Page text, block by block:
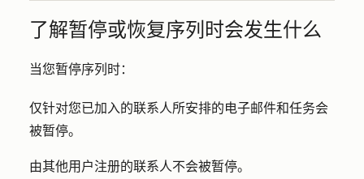
了解暂停或恢复序列时会发生什么
当您暂停序列时：
仅针对您已加入的联系人所安排的电子邮件和任务会
被暂停。
由其他用户注册的联系人不会被暂停。